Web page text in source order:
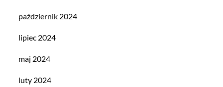
październik 2024
lipiec 2024
maj 2024
luty 2024